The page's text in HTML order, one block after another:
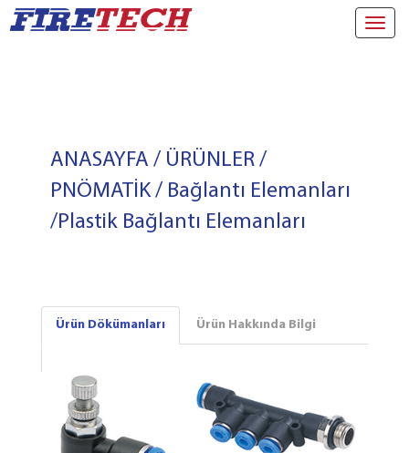
ANASAYFA / ÜRÜNLER /
PNÖMATİK/ Bağlantı Elemanları
/Plastik Bağlantı Elemanları
Ürün Dökümanları Ürün Hakkında Bilgi